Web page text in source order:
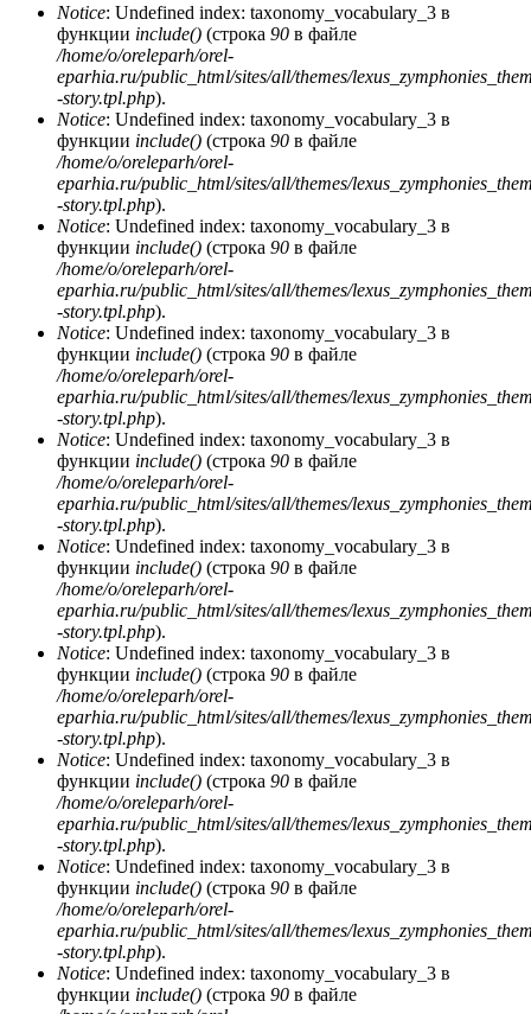
Сообщение об ошибке
Notice: Undefined index: taxonomy_vocabulary_3 в
функции include() (строка 90 в файле
/home/o/oreleparh/orel-
eparhia.ru/public_html/sites/all/themes/
-story.tpl.php).
Notice: Undefined index: taxonomy_vocabulary_3 в
функции include() (строка 90 в файле
/home/o/oreleparh/orel-
eparhia.ru/public_html/sites/all/themes/
-story.tpl.php).
Notice: Undefined index: taxonomy_vocabulary_3 в
функции include() (строка 90 в файле
/home/o/oreleparh/orel-
eparhia.ru/public_html/sites/all/themes/
-story.tpl.php).
Notice: Undefined index: taxonomy_vocabulary_3 в
функции include() (строка 90 в файле
/home/o/oreleparh/orel-
eparhia.ru/public_html/sites/all/themes/
-story.tpl.php).
Notice: Undefined index: taxonomy_vocabulary_3 в
функции include() (строка 90 в файле
/home/o/oreleparh/orel-
eparhia.ru/public_html/sites/all/themes/
-story.tpl.php).
Notice: Undefined index: taxonomy_vocabulary_3 в
функции include() (строка 90 в файле
/home/o/oreleparh/orel-
eparhia.ru/public_html/sites/all/themes/
-story.tpl.php).
Notice: Undefined index: taxonomy_vocabulary_3 в
функции include() (строка 90 в файле
/home/o/oreleparh/orel-
eparhia.ru/public_html/sites/all/themes/
-story.tpl.php).
Notice: Undefined index: taxonomy_vocabulary_3 в
функции include() (строка 90 в файле
/home/o/oreleparh/orel-
eparhia.ru/public_html/sites/all/themes/
-story.tpl.php).
Notice: Undefined index: taxonomy_vocabulary_3 в
функции include() (строка 90 в файле
/home/o/oreleparh/orel-
eparhia.ru/public_html/sites/all/themes/
-story.tpl.php).
Notice: Undefined index: taxonomy_vocabulary_3 в
функции include() (строка 90 в файле